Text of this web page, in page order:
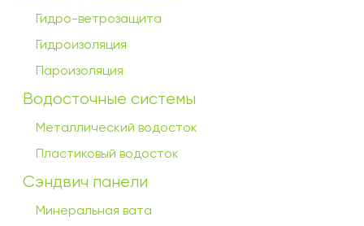
Гидро-ветрозащита
Гидроизоляция
Пароизоляция
Водосточные системы
Металлический водосток
Пластиковый водосток
Сэндвич панели
Минеральная вата